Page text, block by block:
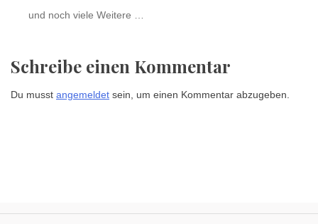
und noch viele Weitere …
Schreibe einen Kommentar
Du musst angemeldet sein, um einen Kommentar abzugeben.